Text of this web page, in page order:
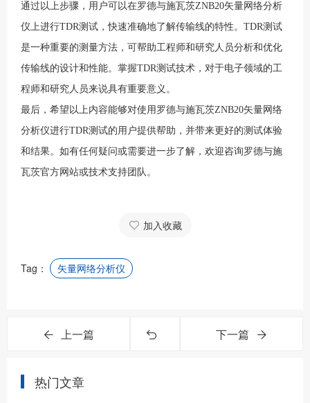
通过以上步骤，用户可以在罗德与施瓦茨ZNB20矢量网络分析
仪上进行TDR测试，快速准确地了解传输线的特性。TDR测试
是一种重要的测量方法，可帮助工程师和研究人员分析和优化
传输线的设计和性能。掌握TDR测试技术，对于电子领域的工
程师和研究人员来说具有重要意义。
最后，希望以上内容能够对使用罗德与施瓦茨ZNB20矢量网络
分析仪进行TDR测试的用户提供帮助，并带来更好的测试体验
和结果。如有任何疑问或需要进一步了解，欢迎咨询罗德与施
瓦茨官方网站或技术支持团队。
加入收藏
Tag： 矢量网络分析仪
上一篇 下一篇
热门文章